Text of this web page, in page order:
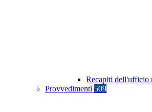
Recapiti dell'ufficio
Provvedimenti 509